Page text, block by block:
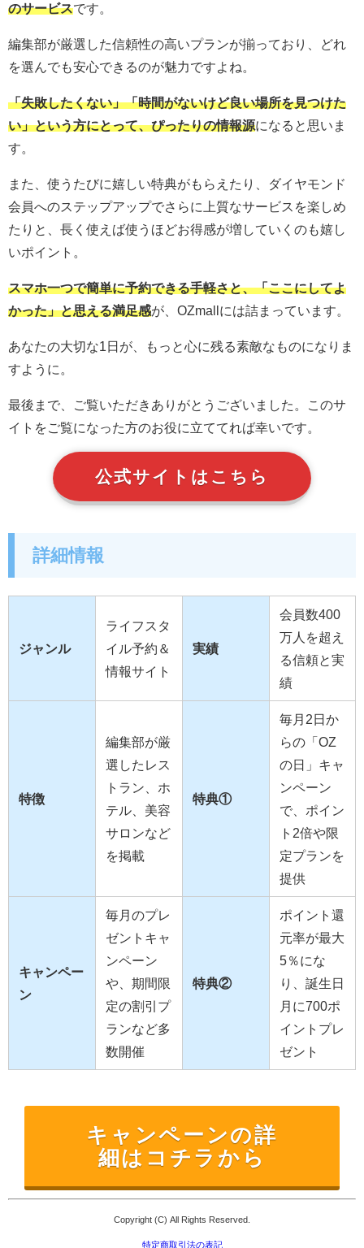
のサービスです。
編集部が厳選した信頼性の高いプランが揃っており、どれ
を選んでも安心できるのが魅力ですよね。
「失敗したくない」「時間がないけど良い場所を見つけた
い」という方にとって、ぴったりの情報源になると思いま
す。
また、使うたびに嬉しい特典がもらえたり、ダイヤモンド
会員へのステップアップでさらに上質なサービスを楽しめ
たりと、長く使えば使うほどお得感が増していくのも嬉し
いポイント。
スマホ一つで簡単に予約できる手軽さと、「ここにしてよ
かった」と思える満足感が、OZmallには詰まっています。
あなたの大切な1日が、もっと心に残る素敵なものになりま
すように。
最後まで、ご覧いただきありがとうございました。このサ
イトをご覧になった方のお役に立ててれば幸いです。
公式サイトはこちら
詳細情報
ジャンル
ライフスタ
イル予約＆
情報サイト
実績
会員数400
万人を超え
る信頼と実
績
特徴
編集部が厳
選したレス
トラン、ホ
テル、美容
サロンなど
を掲載
特典①
毎月2日か
らの「OZ
の日」キャ
ンペーン
で、ポイン
ト2倍や限
定プランを
提供
キャンペー
ン
毎月のプレ
ゼントキャ
ンペーン
や、期間限
定の割引プ
ランなど多
数開催
特典②
ポイント還
元率が最大
5％にな
り、誕生日
月に700ポ
イントプレ
ゼント
キャンペーンの詳
細はコチラから
Copyright (C) All Rights Reserved.
特定商取引法の表記